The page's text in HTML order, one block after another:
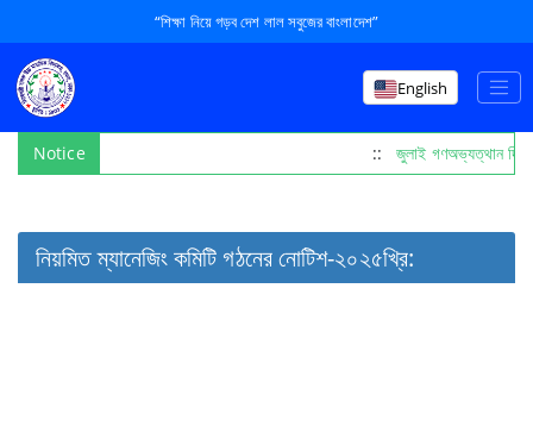
“শিক্ষা নিয়ে গড়ব দেশ লাল সবুজের বাংলাদেশ”
English
Notice :: জুলাই গণঅভ্যত্থান
নিয়মিত ম্যানেজিং কমিটি গঠনের নোটিশ-২০২৫খ্রি: